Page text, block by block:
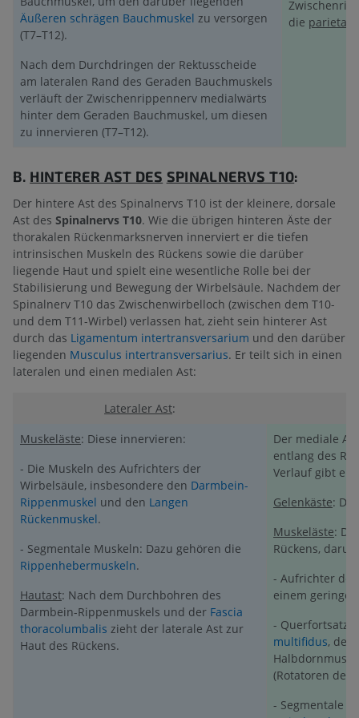
Äußeren schrägen Bauchmuskel zu versorgen
(T7–T12).
Nach dem Durchdringen der Rektusscheide
am lateralen Rand des Geraden Bauchmuskels
verläuft der Zwischenrippennerv medialwärts
hinter dem Geraden Bauchmuskel, um diesen
zu innervieren (T7–T12).
die
B. HINTERER AST DES SPINALNERVS T10:
Der hintere Ast des Spinalnervs T10 ist der kleinere, dorsale
Ast des Spinalnervs T10. Wie die übrigen hinteren Äste der
thorakalen Rückenmarksnerven innerviert er die tiefen
intrinsischen Muskeln des Rückens sowie die darüber
liegende Haut und spielt eine wesentliche Rolle bei der
Stabilisierung und Bewegung der Wirbelsäule. Nachdem der
Spinalnerv T10 das Zwischenwirbelloch (zwischen dem T10-
und dem T11-Wirbel) verlassen hat, zieht sein hinterer Ast
durch das Ligamentum intertransversarium und den darüber
liegenden Musculus intertransversarius. Er teilt sich in einen
lateralen und einen medialen Ast:
Lateraler Ast:
Muskeläste: Diese innervieren:
- Die Muskeln des Aufrichters der
Wirbelsäule, insbesondere den Darmbein-
Rippenmuskel und den Langen
Rückenmuskel.
- Segmentale Muskeln: Dazu gehören die
Rippenhebermuskeln.
Hautast: Nach dem Durchbohren des
Darmbein-Rippenmuskels und der Fascia
thoracolumbalis zieht der laterale Ast zur
Haut des Rückens.
Der mediale
entlang des
Verlauf gibt er
Gelenkäste:
Muskeläste:
Rückens,
- Aufrichter
einem
- Querfortsatz-
multifidus, der
(Rotatoren des
- Segmentale